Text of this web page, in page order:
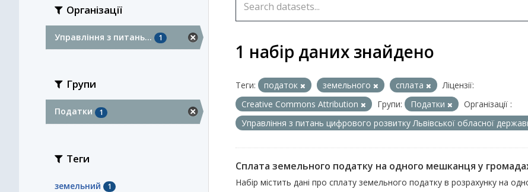
Організації
Управління з питань... 1
Групи
Податки 1
Теги
земельний 1
1 набір даних знайдено
Теги: податок земельного сплата
Ліцензії:
Creative Commons Attribution
Групи: Податки
Організації :
Управління з питань цифрового розвитку Львівської обласної
Сплата земельного податку на одного мешканця у
Набір містить дані про сплату земельного податку в розрахунку на